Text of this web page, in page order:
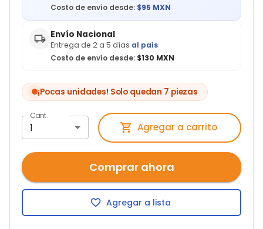
Costo de envío desde: $95 MXN
Envío Nacional
Entrega de 2 a 5 días al país
Costo de envío desde: $130 MXN
¡Pocas unidades! Solo quedan 7 piezas
Cant.
1 Agregar a carrito
Comprar ahora
Agregar a lista